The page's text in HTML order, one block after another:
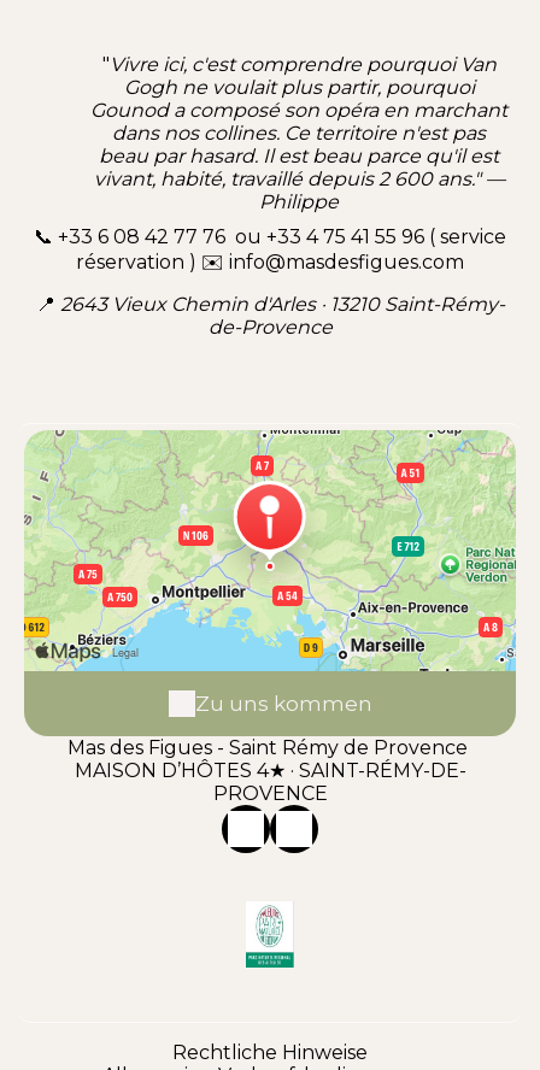
" Vivre ici, c'est comprendre pourquoi Van
Gogh ne voulait plus partir, pourquoi
Gounod a composé son opéra en marchant
dans nos collines. Ce territoire n'est pas
beau par hasard. Il est beau parce qu'il est
vivant, habité, travaillé depuis 2 600 ans." —
Philippe
📞 +33 6 08 42 77 76 ou +33 4 75 41 55 96 ( service
réservation ) ✉️ info@masdesfigues.com
📍 2643 Vieux Chemin d'Arles · 13210 Saint-Rémy-
de-Provence
Zu uns kommen
Mas des Figues - Saint Rémy de Provence
MAISON D’HÔTES 4★ · SAINT-RÉMY-DE-
PROVENCE
Rechtliche Hinweise